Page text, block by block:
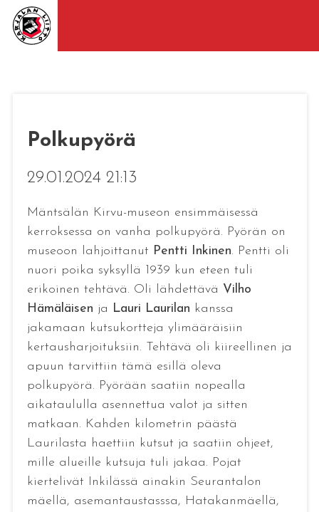
Polkupyörä
29.01.2024 21:13
Mäntsälän Kirvu-museon ensimmäisessä
kerroksessa on vanha polkupyörä. Pyörän on
museoon lahjoittanut Pentti Inkinen. Pentti oli
nuori poika syksyllä 1939 kun eteen tuli
erikoinen tehtävä. Oli lähdettävä Vilho
Hämäläisen ja Lauri Laurilan kanssa
jakamaan kutsukortteja ylimääräisiin
kertausharjoituksiin. Tehtävä oli kiireellinen ja
apuun tarvittiin tämä esillä oleva
polkupyörä. Pyörään saatiin nopealla
aikataululla asennettua valot ja sitten
matkaan. Kahden kilometrin päästä
Laurilasta haettiin kutsut ja saatiin ohjeet,
mille alueille kutsuja tuli jakaa. Pojat
kiertelivät Inkilässä ainakin Seurantalon
mäellä, asemantaustasssa, Hatakanmäellä,